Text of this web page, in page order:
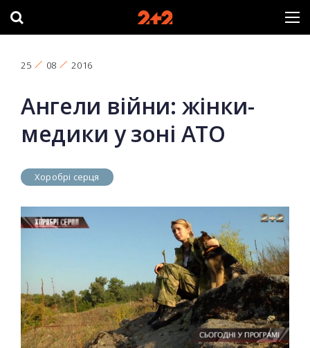
25 08 2016
Ангели війни: жінки-
медики у зоні АТО
Хоробрі серця